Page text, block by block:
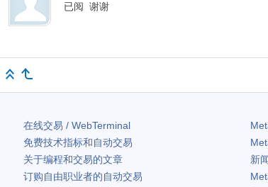
已阅 谢谢
在线交易 / WebTerminal
免费技术指标和自动交易
关于编程和交易的文章
订购自由职业者的自动交易
新